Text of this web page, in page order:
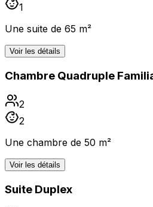
1
Une suite de 65 m²
Voir les détails
Chambre Quadruple
2
2
Une chambre de 50 m²
Voir les détails
Suite Duplex